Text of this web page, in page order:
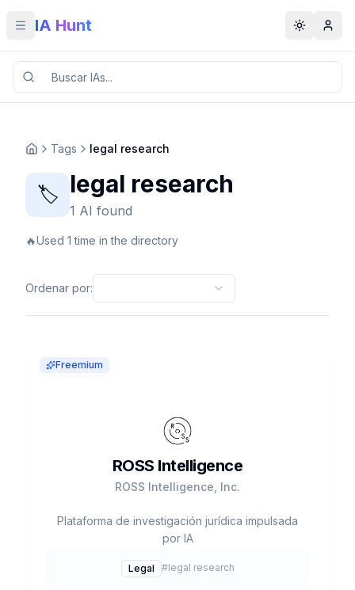
Toggle menu
IA Hunt Toggle
Tags legal research
🏷️ legal research
1 AI found
🔥Used 1 time in the directory
Ordenar por:
Freemium
ROSS Intelligence
ROSS Intelligence, Inc.
Plataforma de investigación jurídica impulsada
por IA
Legal #legal research